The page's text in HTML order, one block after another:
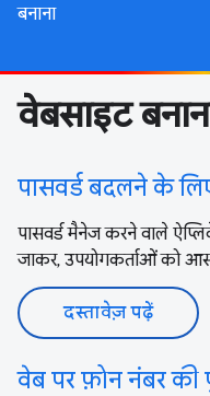
बनाना
वेबसाइट
पासवर्ड बदलने के
पासवर्ड मैनेज करने वाले
जाकर, उपयोगकर्ताओं को
दस्तावेज़ पढ़ें
वेब पर फ़ोन नंबर की